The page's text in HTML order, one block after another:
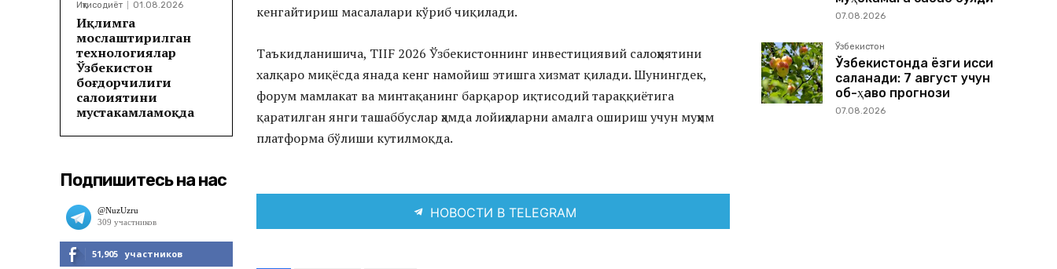
Иқтисодиёт 01.08.2026
Иқлимга
мослаштирилган
технологиялар
Ўзбекистон
боғдорчилиги
салоҳиятини
мустаҳкамламоқда
Подпишитесь на нас
51,905 участников
кенгайтириш масалалари кўриб чиқилади.
Таъкидланишича, TIIF 2026 Ўзбекистоннинг инвестициявий салоҳиятини
халқаро миқёсда янада кенг намойиш этишга хизмат қилади. Шунингдек,
форум мамлакат ва минтақанинг барқарор иқтисодий тараққиётига
қаратилган янги ташаббуслар ҳамда лойиҳаларни амалга ошириш учун муҳим
платформа бўлиши кутилмоқда.
НОВОСТИ В TELEGRAM
07.08.2026
Ўзбекистон
Ўзбекистонда ёзги иссиқ
сақланади: 7 август учун
об-ҳаво прогнози
07.08.2026